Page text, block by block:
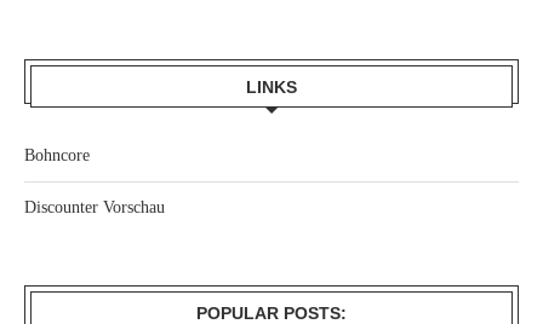
LINKS
Bohncore
Discounter Vorschau
POPULAR POSTS: